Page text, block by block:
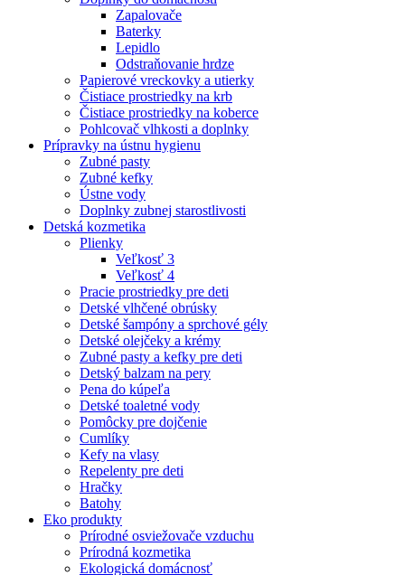
Zapalovače
Baterky
Lepidlo
Odstraňovanie hrdze
Papierové vreckovky a utierky
Čistiace prostriedky na krb
Čistiace prostriedky na koberce
Pohlcovač vlhkosti a doplnky
Prípravky na ústnu hygienu
Zubné pasty
Zubné kefky
Ústne vody
Doplnky zubnej starostlivosti
Detská kozmetika
Plienky
Veľkosť 3
Veľkosť 4
Pracie prostriedky pre deti
Detské vlhčené obrúsky
Detské šampóny a sprchové gély
Detské olejčeky a krémy
Zubné pasty a kefky pre deti
Detský balzam na pery
Pena do kúpeľa
Detské toaletné vody
Pomôcky pre dojčenie
Cumlíky
Kefy na vlasy
Repelenty pre deti
Hračky
Batohy
Eko produkty
Prírodné osviežovače vzduchu
Prírodná kozmetika
Ekologická domácnosť